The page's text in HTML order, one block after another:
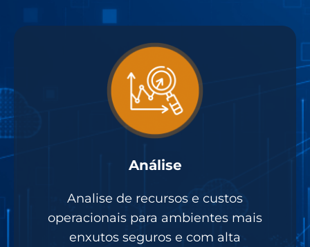
Análise
Analise de recursos e custos
operacionais para ambientes mais
enxutos seguros e com alta